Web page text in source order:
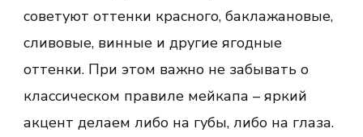
советуют оттенки красного, баклажановые,
сливовые, винные и другие ягодные
оттенки. При этом важно не забывать о
классическом правиле мейкапа – яркий
акцент делаем либо на губы, либо на глаза.